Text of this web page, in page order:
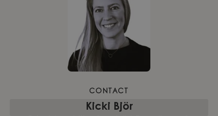
CONTACT
Kicki Björ